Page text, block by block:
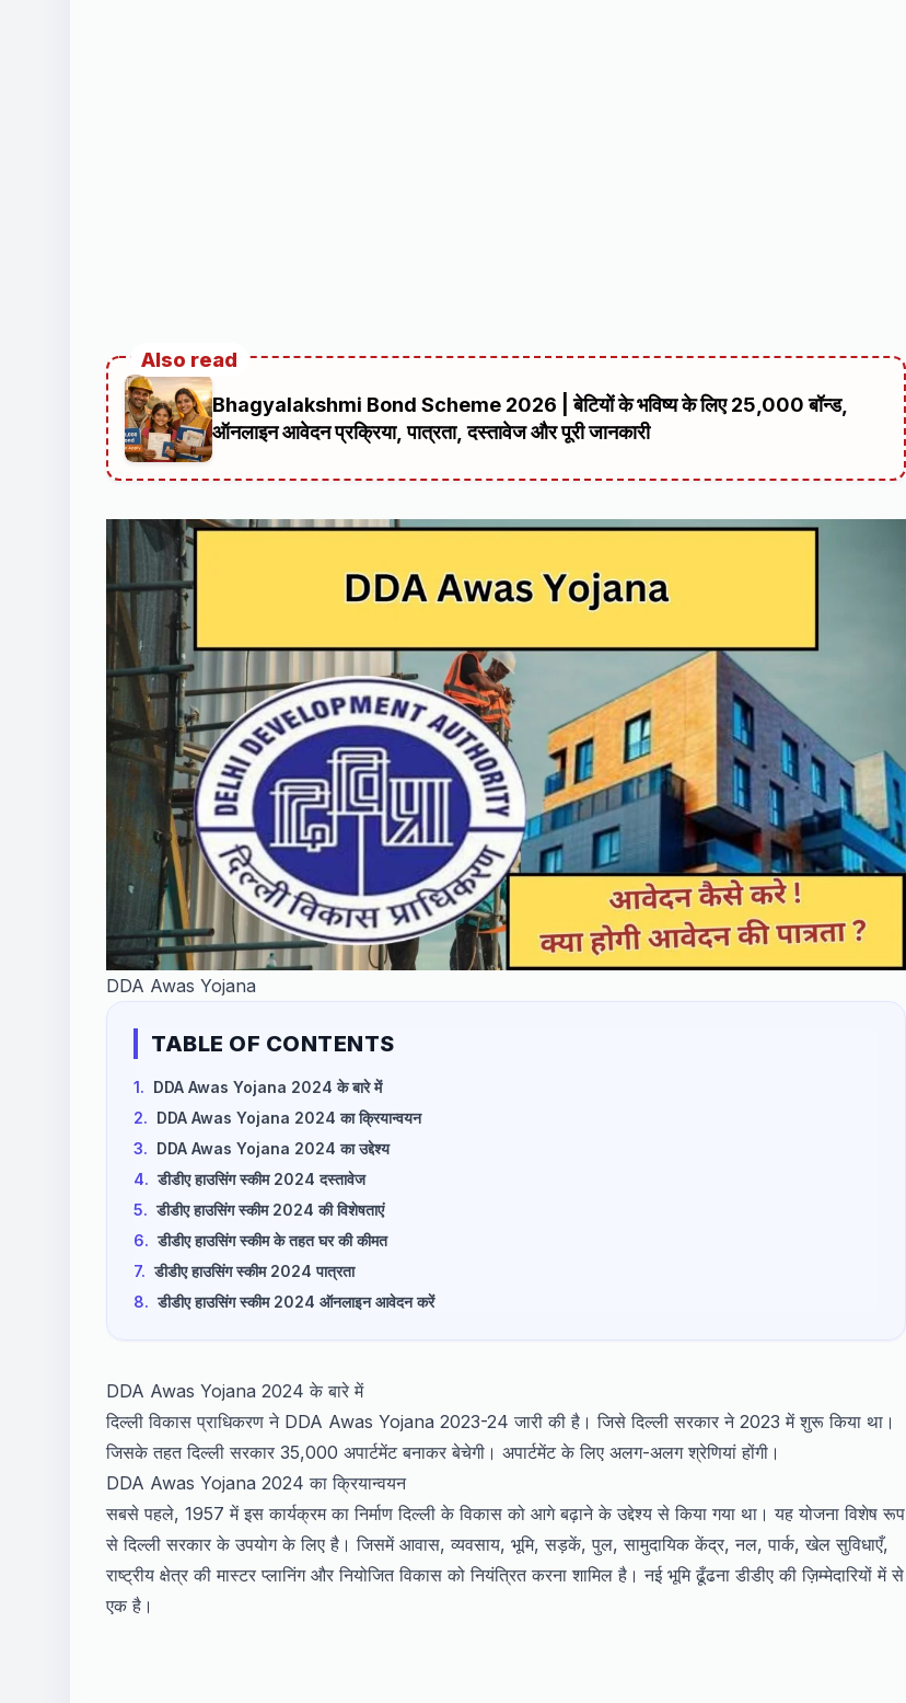
Also read
Bhagyalakshmi Bond Scheme 2026 | बेटियों के भविष्य के लिए ₹25,000 बॉन्ड,
ऑनलाइन आवेदन प्रक्रिया, पात्रता, दस्तावेज और पूरी जानकारी
DDA Awas Yojana
TABLE OF CONTENTS
1. DDA Awas Yojana 2024 के बारे में
2. DDA Awas Yojana 2024 का क्रियान्वयन
3. DDA Awas Yojana 2024 का उद्देश्य
4. डीडीए हाउसिंग स्कीम 2024 दस्तावेज
5. डीडीए हाउसिंग स्कीम 2024 की विशेषताएं
6. डीडीए हाउसिंग स्कीम के तहत घर की कीमत
7. डीडीए हाउसिंग स्कीम 2024 पात्रता
8. डीडीए हाउसिंग स्कीम 2024 ऑनलाइन आवेदन करें
DDA Awas Yojana 2024 के बारे में
दिल्ली विकास प्राधिकरण ने DDA Awas Yojana 2023-24 जारी की है। जिसे दिल्ली सरकार ने 2023 में शुरू किया था।
जिसके तहत दिल्ली सरकार 35,000 अपार्टमेंट बनाकर बेचेगी। अपार्टमेंट के लिए अलग-अलग श्रेणियां होंगी।
DDA Awas Yojana 2024 का क्रियान्वयन
सबसे पहले, 1957 में इस कार्यक्रम का निर्माण दिल्ली के विकास को आगे बढ़ाने के उद्देश्य से किया गया था। यह योजना विशेष रूप
से दिल्ली सरकार के उपयोग के लिए है। जिसमें आवास, व्यवसाय, भूमि, सड़कें, पुल, सामुदायिक केंद्र, नल, पार्क, खेल सुविधाएँ,
राष्ट्रीय क्षेत्र की मास्टर प्लानिंग और नियोजित विकास को नियंत्रित करना शामिल है। नई भूमि ढूँढना डीडीए की ज़िम्मेदारियों में से
एक है।